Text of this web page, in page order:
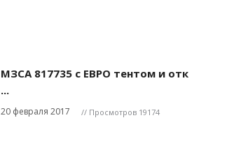
МЗСА 817735 с ЕВРО тентом и отк
...
20 февраля 2017 // Просмотров 19174